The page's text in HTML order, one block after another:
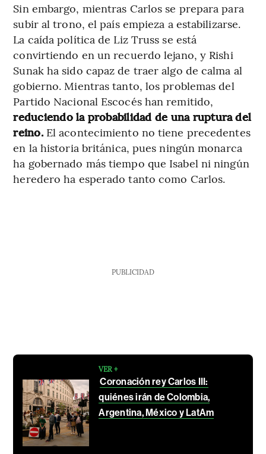
Sin embargo, mientras Carlos se prepara para
subir al trono, el país empieza a estabilizarse.
La caída política de Liz Truss se está
convirtiendo en un recuerdo lejano, y Rishi
Sunak ha sido capaz de traer algo de calma al
gobierno. Mientras tanto, los problemas del
Partido Nacional Escocés han remitido,
reduciendo la probabilidad de una ruptura del
reino.El acontecimiento no tiene precedentes
en la historia británica, pues ningún monarca
ha gobernado más tiempo que Isabel ni ningún
heredero ha esperado tanto como Carlos.
PUBLICIDAD
VER +
Coronación rey Carlos III:
quiénes irán de Colombia,
Argentina, México y LatAm